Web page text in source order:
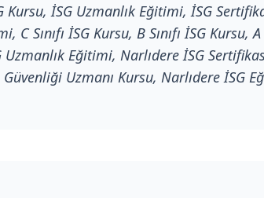
Kursu, İSG Uzmanlık Eğitimi, İSG
C Sınıfı İSG Kursu, B Sınıfı İSG
Eğitimi, Narlıdere İSG
Uzmanı Kursu, Narlıdere İSG